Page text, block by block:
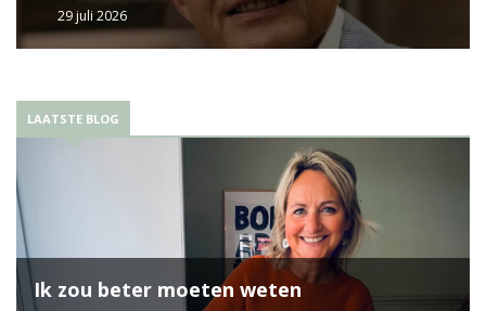
29 juli 2026
LAATSTE BLOG
Ik zou beter moeten weten